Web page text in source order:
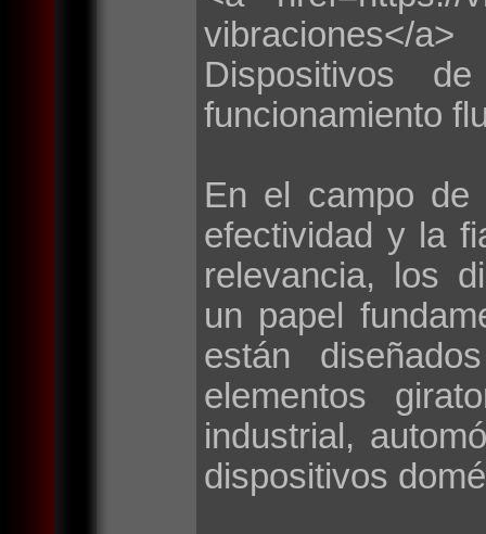
vibraciones</a>
Dispositivos
funcionamiento
En el campo de
efectividad y la
relevancia, los
un papel
están
elementos
industrial,
dispositivos